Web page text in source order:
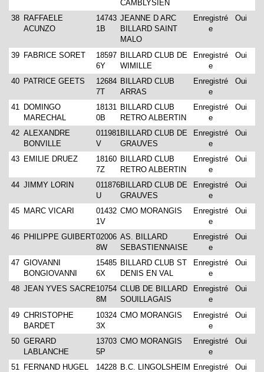
CAMBLYSIEN
38 RAFFAELE
ACUNZO
14743
1B
JEANNE D ARC
BILLARD SAINT
MALO
Enregistré
e
Oui
39 FABRICE SORET
18597
6Y
BILLARD CLUB DE
WIMILLE
Enregistré
e
Oui
40 PATRICE GEETS
12684
7T
BILLARD CLUB
ARRAS
Enregistré
e
Oui
41
DOMINGO
MARECHAL
18131
0B
BILLARD CLUB
RETRO ALBERTIN
Enregistré
e
Oui
42 ALEXANDRE
BONVILLE
011981
V
BILLARD CLUB DE
GRAUVES
Enregistré
e
Oui
43 EMILIE DRUEZ
18160
7Z
BILLARD CLUB
RETRO ALBERTIN
Enregistré
e
Oui
44 JIMMY LORIN
011876
U
BILLARD CLUB DE
GRAUVES
Enregistré
e
Oui
45 MARC VICARI
01432
1V
CMO MORANGIS
Enregistré
e
Oui
46 PHILIPPE GUIBERT02006
8W
AS. BILLARD
SEBASTIENNAISE
Enregistré
e
Oui
47 GIOVANNI
BONGIOVANNI
15485
6X
BILLARD CLUB ST
DENIS EN VAL
Enregistré
e
Oui
48 JEAN YVES SACRE10754
8M
CLUB DE BILLARD
SOUILLAGAIS
Enregistré
e
Oui
49 CHRISTOPHE
BARDET
10324
3X
CMO MORANGIS
Enregistré
e
Oui
50 GERARD
LABLANCHE
13703
5P
CMO MORANGIS
Enregistré
e
Oui
51 FERNAND HUGEL
14228 B.C. LINGOLSHEIM Enregistré
Oui